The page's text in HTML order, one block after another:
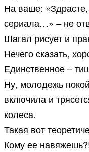
На ваше: «Здрасте,
сериала…» – не
Шагал рисует и
Нечего сказать,
Единственное –
Ну, молодежь
включила и
колеса.
Такая вот
Кому ее